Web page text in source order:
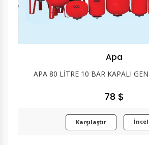
Apa
APA 80 LİTRE 10 BAR KAPALI
78 $
Karşılaştır